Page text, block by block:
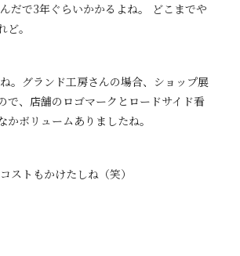
だで3年ぐらいかかるよね。 どこまでや
。
。グランド工房さんの場合、ショップ展
で、店舗のロゴマークとロードサイド看
かボリュームありましたね。
ストもかけたしね（笑）